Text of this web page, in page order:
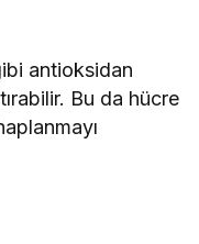
antioksidan
Bu da hücre